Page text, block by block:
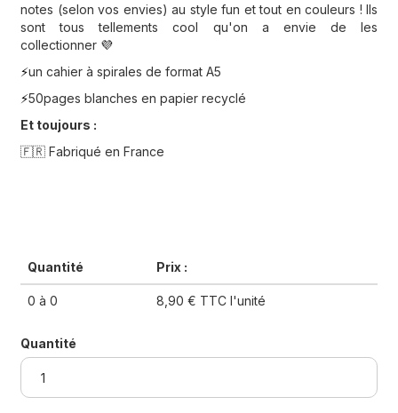
notes (selon vos envies) au style fun et tout en couleurs ! Ils
sont tous tellements cool qu'on a envie de les
collectionner 💜
⚡️un cahier à spirales de format A5
⚡️50pages blanches en papier recyclé
Et toujours :
🇫🇷 Fabriqué en France
Quantité Prix :
0 à 0 8,90 € TTC l'unité
Quantité